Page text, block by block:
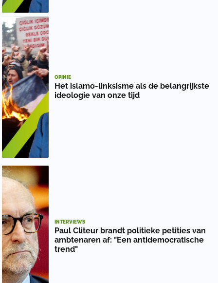
OPINIE
Het islamo-linksisme als de belangrijkste
ideologie van onze tijd
INTERVIEWS
Paul Cliteur brandt politieke petities van
ambtenaren af: "Een antidemocratische
trend"